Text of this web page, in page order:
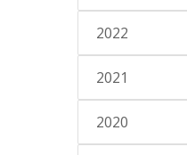
2022
2021
2020